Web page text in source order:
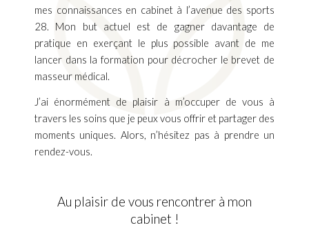
mes connaissances en cabinet à l’avenue des sports
28. Mon but actuel est de gagner davantage de
pratique en exerçant le plus possible avant de me
lancer dans la formation pour décrocher le brevet de
masseur médical.
J’ai énormément de plaisir à m’occuper de vous à
travers les soins que je peux vous offrir et partager des
moments uniques. Alors, n’hésitez pas à prendre un
rendez-vous.
Au plaisir de vous rencontrer à mon
cabinet !